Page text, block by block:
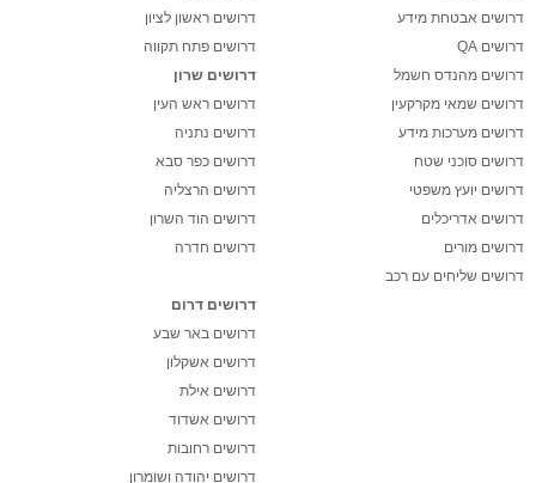
דרושים אבטחת מידע
דרושים QA
דרושים מהנדס חשמל
דרושים שמאי מקרקעין
דרושים מערכות מידע
דרושים סוכני שטח
דרושים יועץ משפטי
דרושים אדריכלים
דרושים מורים
דרושים שליחים עם רכב
דרושים ראשון לציון
דרושים פתח תקווה
דרושים שרון
דרושים ראש העין
דרושים נתניה
דרושים כפר סבא
דרושים הרצליה
דרושים הוד השרון
דרושים חדרה
דרושים דרום
דרושים באר שבע
דרושים אשקלון
דרושים אילת
דרושים אשדוד
דרושים רחובות
דרושים יהודה ושומרון